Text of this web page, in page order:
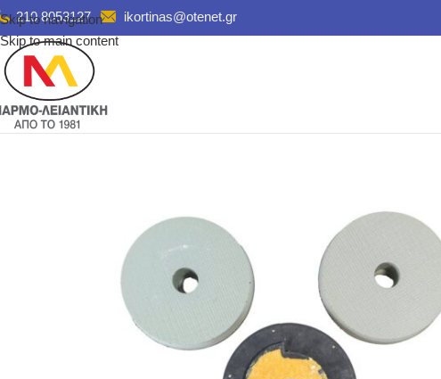
Skip to navigation
Skip to main content
210 8053127 ikortinas@otenet.gr